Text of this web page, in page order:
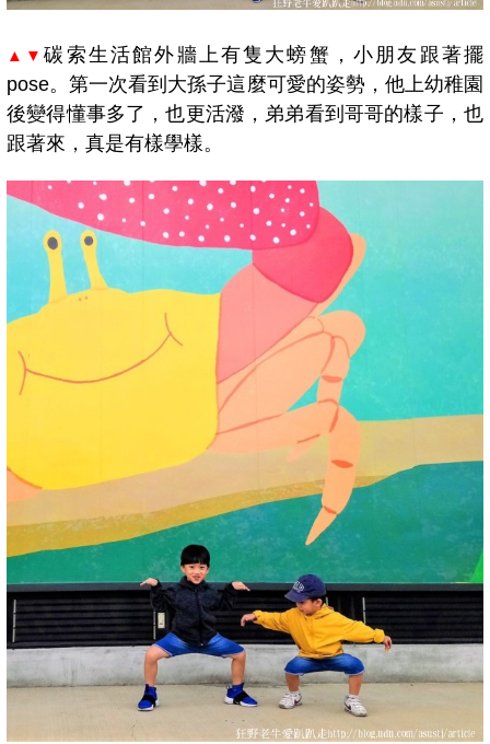
▲▼碳索生活館外牆上有隻大螃蟹，小朋友跟著擺
pose。第一次看到大孫子這麼可愛的姿勢， 他上幼稚園
後變得懂事多了，也更活潑，弟弟看到哥哥的樣子，也
跟著來，真是有樣學樣。